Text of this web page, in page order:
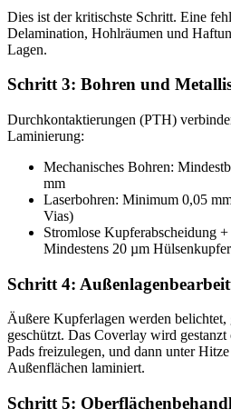
Dies ist der kritischste Schritt. Eine
Delamination, Hohlräumen und
Lagen.
Schritt 3: Bohren und
Durchkontaktierungen (PTH)
Laminierung:
Mechanisches Bohren:
mm
Laserbohren: Minimum 0,05
Vias)
Stromlose Kupferabscheidung
Mindestens 20 µm Hülsenkupfer
Schritt 4:
Äußere Kupferlagen werden
geschützt. Das Coverlay wird gestanzt
Pads freizulegen, und dann unter
Außenflächen laminiert.
Schritt 5: